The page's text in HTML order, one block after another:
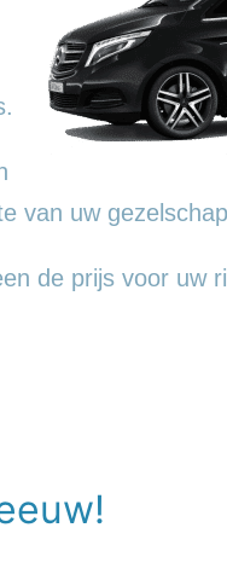
van uw
de prijs voor uw